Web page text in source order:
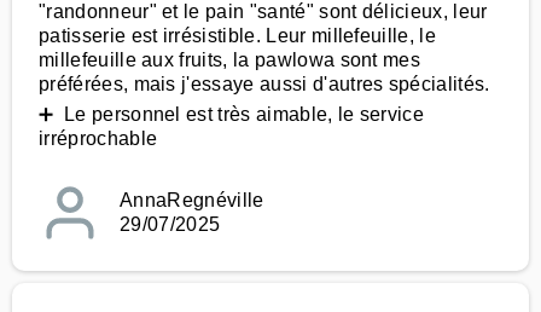
"randonneur" et le pain "santé" sont délicieux, leur
patisserie est irrésistible. Leur millefeuille, le
millefeuille aux fruits, la pawlowa sont mes
préférées, mais j'essaye aussi d'autres spécialités.
➕ Le personnel est très aimable, le service
irréprochable
AnnaRegnéville
29/07/2025